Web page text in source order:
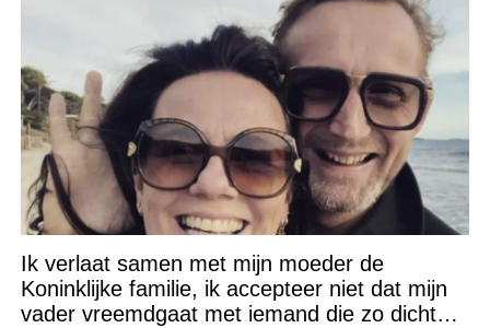
Ik verlaat samen met mijn moeder de
Koninklijke familie, ik accepteer niet dat mijn
vader vreemdgaat met iemand die zo dichtbij